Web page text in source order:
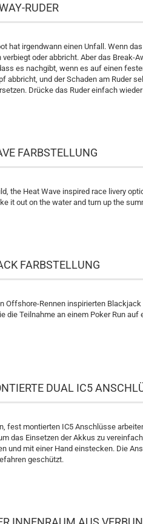
RUDER
hat irgendwann einen Unfall. Wenn
verbiegt oder abbricht. Aber das Break-
es nachgibt, wenn es auf einen
abbricht, und der Schaden am Ruder
Drücke das Ruder einfach
FARBSTELLUNG
the Heat Wave inspired race livery
it out on the water and turn up the
FARBSTELLUNG
Offshore-Rennen inspirierten
die Teilnahme an einem Poker Run
DUAL IC5
fest montierten IC5 Anschlüsse
das Einsetzen der Akkus zu
und mit einer Hand einstecken. Die
geschützt.